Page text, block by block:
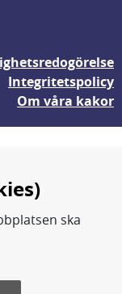
Integritetspolicy
Om våra kakor
ska